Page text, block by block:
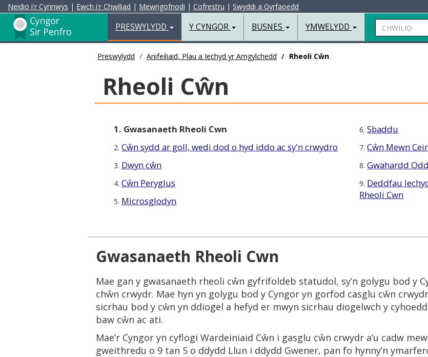
Neidio i'r Cynnwys | Ewch i'r Chwiliad | Mewngofnodi | Cofrestru | Swyddi a Gyrfaoedd
Preswylydd
PRESWYLYDD Y CYNGOR BUSNES YMWELYDD Chwilio
Preswylydd Anifeiliaid, Plau a Iechyd yr Amgylchedd Rheoli Cŵn
Rheoli Cŵn
1. Gwasanaeth Rheoli Cwn
2.Cŵn sydd ar goll, wedi dod o hyd iddo ac sy'n crwydro
3. Dwyn cŵn
4.Cŵn Peryglus
5. Microsglodyn
6.Sbaddu
7.Cŵn Mewn
8.Gwahardd
9. Deddfau
Rheoli Cwn
Gwasanaeth Rheoli Cwn
Mae gan y gwasanaeth rheoli cŵn gyfrifoldeb statudol, sy’n golygu bod y
chŵn crwydr. Mae hyn yn golygu bod y Cyngor yn gorfod casglu cŵn
sicrhau bod y cŵn yn ddiogel a hefyd er mwyn sicrhau diogelwch y
baw cŵn ac ati.
Mae’r Cyngor yn cyflogi Wardeiniaid Cŵn i gasglu cŵn crwydr a’u cadw
gweithredu o 9 tan 5 o ddydd Llun i ddydd Gwener, pan fo hynny’n